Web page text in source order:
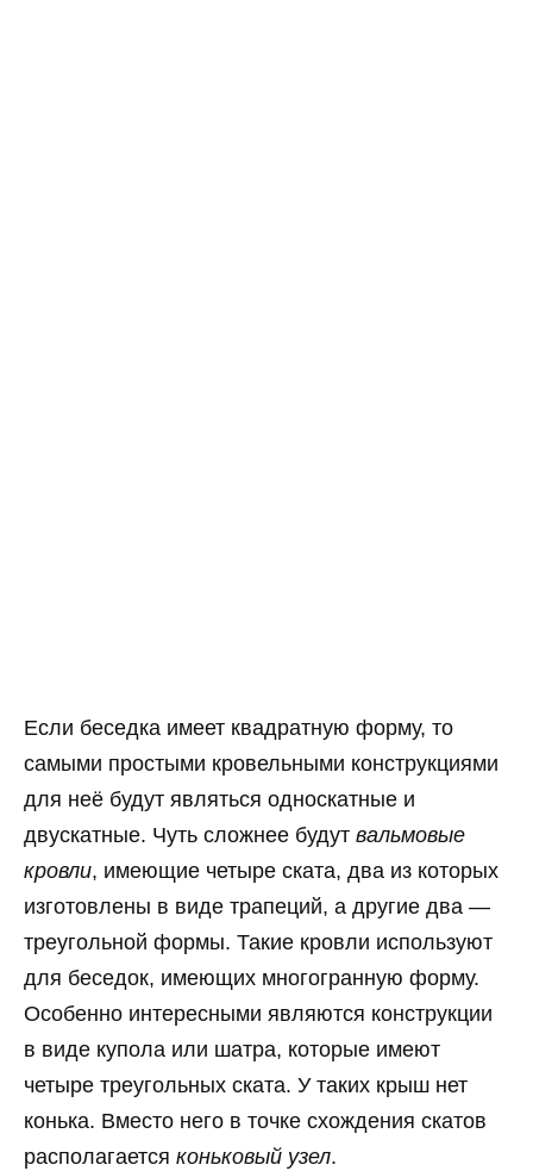
Если беседка имеет квадратную форму, то
самыми простыми кровельными конструкциями
для неё будут являться односкатные и
двускатные. Чуть сложнее будут вальмовые
кровли, имеющие четыре ската, два из которых
изготовлены в виде трапеций, а другие два —
треугольной формы. Такие кровли используют
для беседок, имеющих многогранную форму.
Особенно интересными являются конструкции
в виде купола или шатра, которые имеют
четыре треугольных ската. У таких крыш нет
конька. Вместо него в точке схождения скатов
располагается коньковый узел.